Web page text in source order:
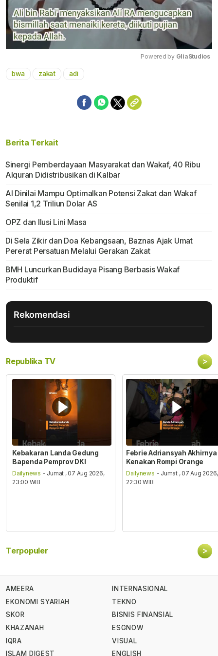
Powered by GliaStudios
bwa zakat adi
Berita Terkait
Sinergi Pemberdayaan Masyarakat dan Wakaf, 40 Ribu
Alquran Didistribusikan di Kalbar
AI Dinilai Mampu Optimalkan Potensi Zakat dan Wakaf
Senilai 1,2 Triliun Dolar AS
OPZ dan Ilusi Lini Masa
Di Sela Zikir dan Doa Kebangsaan, Baznas Ajak Umat
Pererat Persatuan Melalui Gerakan Zakat
BMH Luncurkan Budidaya Pisang Berbasis Wakaf
Produktif
Rekomendasi
Republika TV >
Kebakaran Landa Gedung
Bapenda Pemprov DKI
Dailynews - Jumat , 07 Aug 2026,
23:00 WIB
Febrie Adriansyah Akhirnya
Kenakan Rompi Orange
Dailynews - Jumat , 07 Aug 2026,
22:30 WIB
Terpopuler >
AMEERA
EKONOMI SYARIAH
SKOR
KHAZANAH
IQRA
ISLAM DIGEST
INTERNASIONAL
TEKNO
BISNIS FINANSIAL
ESGNOW
VISUAL
ENGLISH